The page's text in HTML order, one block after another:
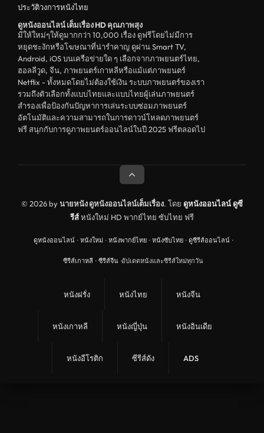
ประวัติวงการหนังไทย
ดูหนังออนไลน์ เต็มเรื่อง HD คุณภาพสุง
มีให้ใหม่ๆให้ดูมากกว่า 10,000 เรื่อง ดูฟรีโดยไม่มีการ
หยุดชะงักหรือโฆษณาที่น่ารำคาญ ดูผ่าน Smart TV,
Android, iOS บนเครือข่ายใด ๆ เลือกจากภาพยนตร์ไทย,
ฮอลลีวูด, จีน, ภาพยนตร์เกาหลีหรือแม้แต่ภาพยนตร์
Netflix - ทั้งหมดโดยไม่ต้องใช้เงิน ระบบภาพยนตร์ของเรา
รวมถึงตัวเลือกทั้งแบบไทยและแบบไทยผู้เล่นภาพยนตร์
สำรองเพื่อป้องกันปัญหาการเล่นระบบซ่อมภาพยนตร์
อัตโนมัติและความสามารถในการดาวน์โหลดภาพยนตร์
ฟรี สนุกกับการดูภาพยนตร์ออนไลน์ในปี 2025 ฟรีตลอดไป
© 2026 byนายหนัง ดูหนังออนไลน์เต็มเรื่อง. โดย ดูหนังออนไลน์ ดูซี
รีส์หนังใหม่ HD พากย์ไทย ซับไทย ฟรี
ดูหนังออนไลน์ · หนังใหม่ · หนังพากย์ไทย · หนังซับไทย · ดูซีรีส์ออนไลน์ ·
ซีรีส์เกาหลี · ซีรีส์จีน ·อัปเดตหนังและซีรีส์ใหม่ทุกวัน
หนังฝรั่ง หนังไทย หนังจีน
หนังเกาหลี หนังญี่ปุ่น หนังอินเดีย
หนังอีโรติก ซีรีส์ดัง ADS